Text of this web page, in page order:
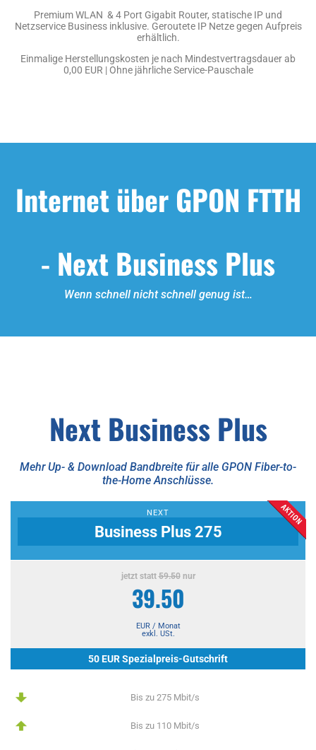
Premium WLAN & 4 Port Gigabit Router, statische IP und
Netzservice Business inklusive. Geroutete IP Netze gegen Aufpreis
erhältlich.
Einmalige Herstellungskosten je nach Mindestvertragsdauer ab
0,00 EUR | Ohne jährliche Service-Pauschale
Internet über GPON FTTH
- Next Business Plus
Wenn schnell nicht schnell genug ist…
Next Business Plus
Mehr Up- & Download Bandbreite für alle GPON Fiber-to-
the-Home Anschlüsse.
NEXT
Business Plus 275
jetzt statt59.50nur
39.50
EUR / Monat
exkl. USt.
50 EUR Spezialpreis-Gutschrift
Bis zu 275 Mbit/s
Bis zu 110 Mbit/s